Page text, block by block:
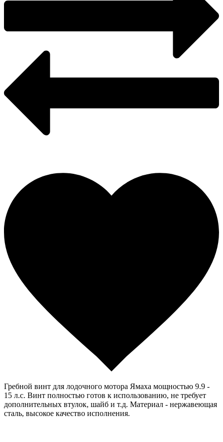
Гребной винт для лодочного мотора Ямаха мощностью 9.9 -
15 л.с. Винт полностью готов к использованию, не требует
дополнительных втулок, шайб и т.д. Материал - нержавеющая
сталь, высокое качество исполнения.